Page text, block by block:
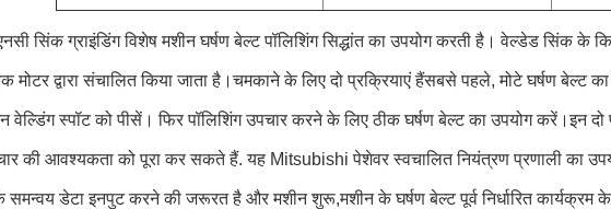
सिंक ग्राइंडिंग विशेष मशीन घर्षण बेल्ट पॉलिशिंग सिद्धांत का उपयोग करती है। वेल्डेड सिंक के
मोटर द्वारा संचालित किया जाता है।चमकाने के लिए दो प्रक्रियाएं हैंसबसे पहले, मोटे घर्षण
वेल्डिंग स्पॉट को पीसें। फिर पॉलिशिंग उपचार करने के लिए ठीक घर्षण बेल्ट का उपयोग करें।इन
की आवश्यकता को पूरा कर सकते हैं. यह Mitsubishi पेशेवर स्वचालित नियंत्रण प्रणाली का
समन्वय डेटा इनपुट करने की जरूरत है और मशीन शुरू,मशीन के घर्षण बेल्ट पूर्व निर्धारित